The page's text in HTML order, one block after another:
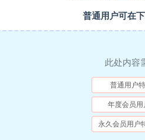
普通用户可在
此处内容
普通用户特
年度会员用
永久会员用户